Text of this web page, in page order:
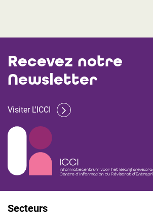
Recevez notre
Newsletter
Visiter L'ICCI
Secteurs